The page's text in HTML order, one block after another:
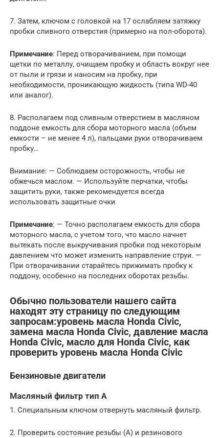
7. Затем, ключом с головкой на 17 ослабляем затяжку
пробки сливного отверстия (примерно на пол-оборота).
Примечание: Перед отворачиванием, при помощи
щетки по металлу, очищаем пробку и область вокруг нее
от пыли и грязи и наносим на пробку, при
необходимости, проникающую жидкость (типа WD-40
или аналог).
8. Располагаем под сливным отверстием в масляном
поддоне емкость для сбора моторного масла (объем
емкости – не менее 4 л), пальцами руки отворачиваем
пробку…
Внимание: — Соблюдаем осторожность, чтобы не
обжечься маслом. — Используйте перчатки, чтобы
защитить руки, также рекомендуется всегда
использовать защитные очки
Примечание: — Точно располагаем емкость для сбора
моторного масла, с учетом того, что масло начнет
вытекать после выкручивания пробки под некоторым
давлением что может изменить направление струи. —
При отворачивании старайтесь прижимать пробку к
поддону, особенно на последних оборотах резьбы.
Обычно пользователи нашего сайта
находят эту страницу по следующим
запросам:уровень масла Honda Civic,
замена масла Honda Civic, давление масла
Honda Civic, масло для Honda Civic, как
проверить уровень масла Honda Civic
Бензиновые двигатели
Масляный фильтр тип А
1. Специальным ключом отвернуть масляный фильтр.
2. Проверить состояние резьбы (А) и резинового